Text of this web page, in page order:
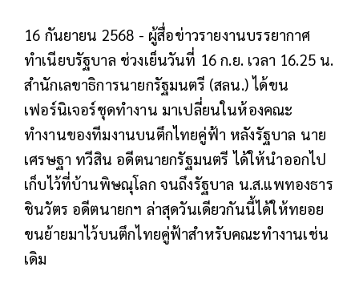
16 กันยายน 2568 - ผู้สื่อข่าวรายงานบรรยากาศ
ทำเนียบรัฐบาล ช่วงเย็นวันที่ 16 ก.ย. เวลา 16.25 น.
สำนักเลขาธิการนายกรัฐมนตรี (สลน.) ได้ขน
เฟอร์นิเจอร์ชุดทำงาน มาเปลี่ยนในห้องคณะ
ทำงานของทีมงานบนตึกไทยคู่ฟ้า หลังรัฐบาล นาย
เศรษฐา ทวีสิน อดีตนายกรัฐมนตรี ได้ให้นำออกไป
เก็บไว้ที่บ้านพิษณุโลก จนถึงรัฐบาล น.ส.แพทองธาร
ชินวัตร อดีตนายกฯ ล่าสุดวันเดียวกันนี้ได้ให้ทยอย
ขนย้ายมาไว้บนตึกไทยคู่ฟ้าสำหรับคณะทำงานเช่น
เดิม